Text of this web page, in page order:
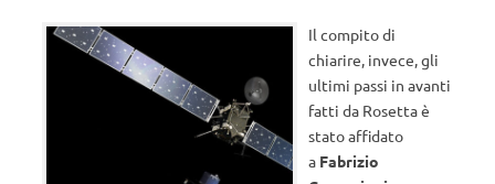
Il compito di
chiarire, invece, gli
ultimi passi in avanti
fatti da Rosetta è
stato affidato
a Fabrizio